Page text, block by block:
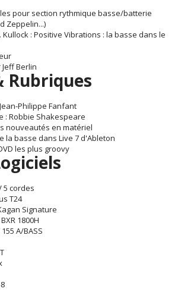
pour section rythmique basse/batterie
Zeppelin...)
Kullock : Positive Vibrations : la basse dans le
Berlin
Rubriques
Philippe Fanfant
: Robbie Shakespeare
nouveautés en matériel
la basse dans Live 7 d'Ableton
les plus groovy
5 cordes
T24
Signature
1800H
A/BASS